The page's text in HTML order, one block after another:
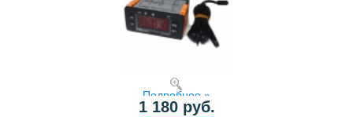
Подробнее »
1 180 руб.